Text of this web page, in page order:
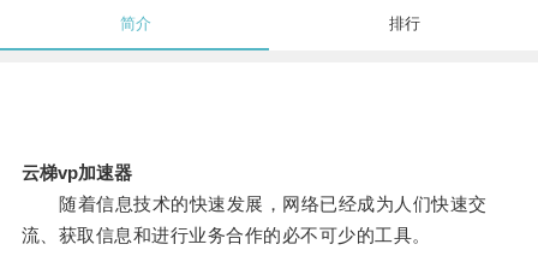
简介 排行
云梯vp加速器
随着信息技术的快速发展，网络已经成为人们快速交
流、获取信息和进行业务合作的必不可少的工具。